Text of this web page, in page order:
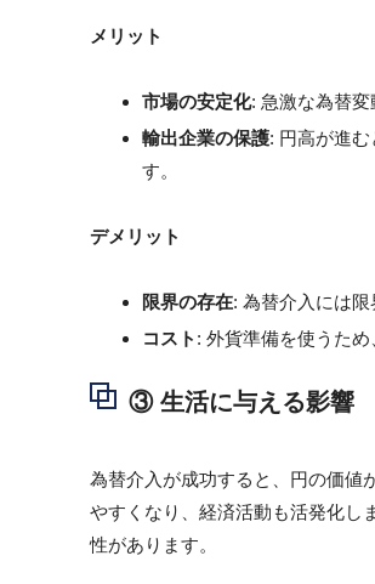
メリット
市場の安定化: 急激な為替変
輸出企業の保護: 円高が進
す。
デメリット
限界の存在: 為替介入には
コスト : 外貨準備を使うた
③ 生活に与える影響
為替介入が成功すると、円の価値
やすくなり、経済活動も活発化し
性があります。